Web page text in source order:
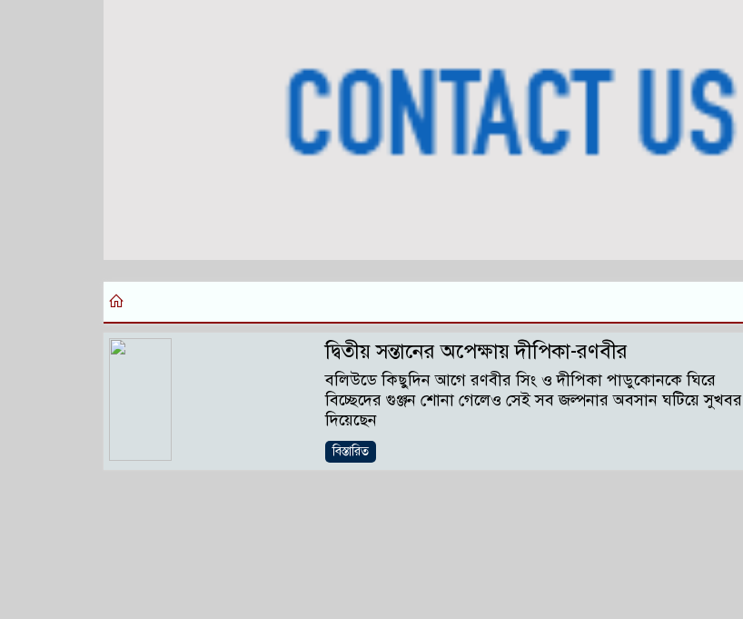
দ্বিতীয় সন্তানের অপেক্ষায় দীপিকা-রণবীর
বলিউডে কিছুদিন আগে রণবীর সিং ও দীপিকা পাডুকোনকে ঘিরে
বিচ্ছেদের গুঞ্জন শোনা গেলেও সেই সব জল্পনার অবসান ঘটিয়ে সুখবর
দিয়েছেন
বিস্তারিত